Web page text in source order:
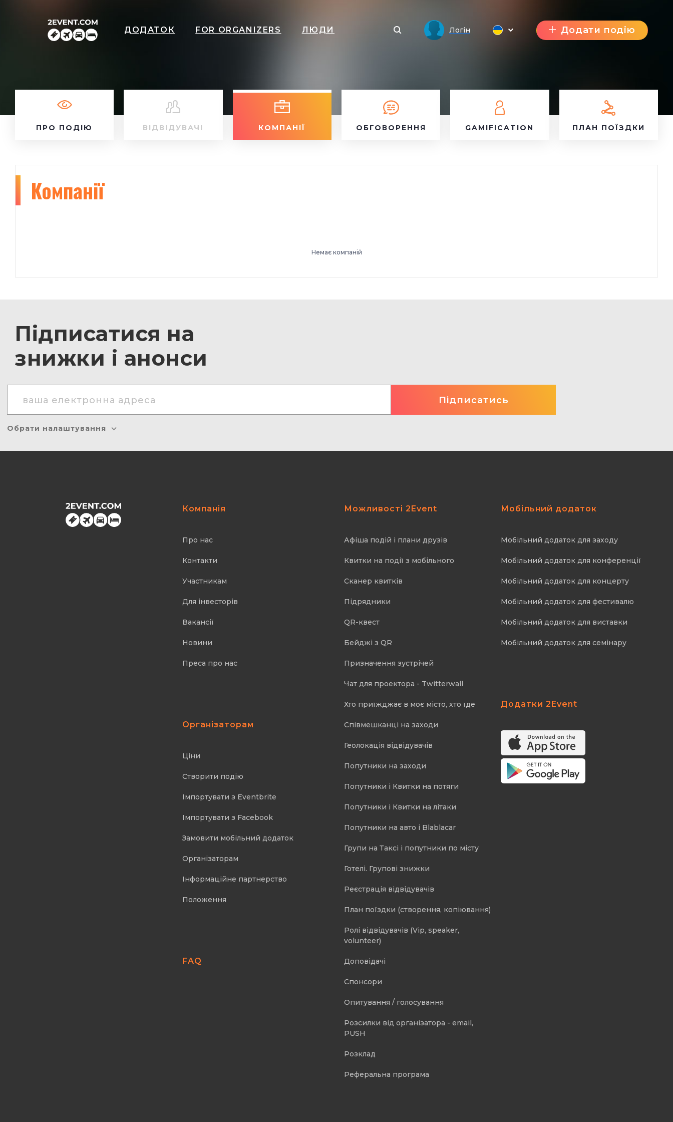
ДОДАТОК FOR ORGANIZERS ЛЮДИ Логін Додати подію
ПРО ПОДІЮ ВІДВІДУВАЧІ КОМПАНІЇ ОБГОВОРЕННЯ GAMIFICATION ПЛАН ПОЇЗДКИ
Компанії
Немає компаній
Підписатися на
знижки і анонси
Обрати налаштування
Компанія
Про нас
Контакти
Участникам
Для інвесторів
Вакансії
Новини
Преса про нас
Організаторам
Ціни
Створити подію
Імпортувати з Eventbrite
Імпортувати з Facebook
Замовити мобільний додаток
Організаторам
Інформаційне партнерство
Положення
FAQ
Можливості 2Event
Афіша подій і плани друзів
Квитки на події з мобільного
Cканер квитків
Підрядники
QR-квест
Бейджі з QR
Призначення зустрічей
Чат для проектора - Twitterwall
Хто приїжджає в моє місто, хто їде
Співмешканці на заходи
Геолокація відвідувачів
Попутники на заходи
Попутники і Квитки на потяги
Попутники і Квитки на літаки
Попутники на авто і Blablacar
Групи на Таксі і попутники по місту
Готелі. Групові знижки
Реєстрація відвідувачів
План поїздки (створення, копіювання)
Ролі відвідувачів (Vip, speaker,
volunteer)
Доповідачі
Спонсори
Опитування / голосування
Розсилки від організатора - email,
PUSH
Розклад
Реферальна програма
Мобільний додаток
Мобільний додаток для заходу
Мобільний додаток для конференції
Мобільний додаток для концерту
Мобільний додаток для фестивалю
Мобільний додаток для виставки
Мобільний додаток для семінару
Додатки 2Event